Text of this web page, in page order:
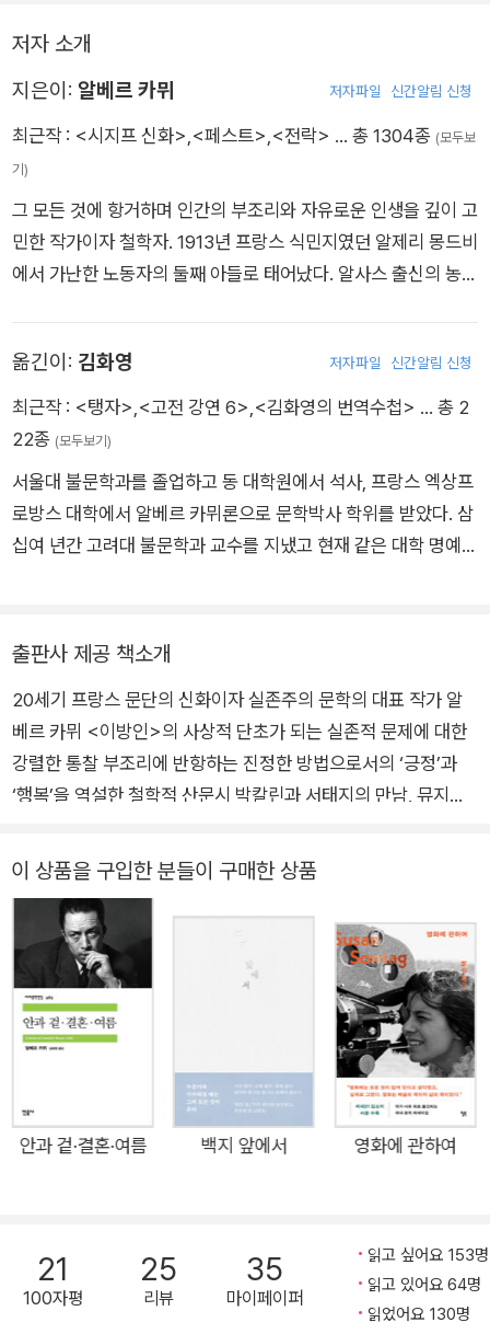
저자 소개
지은이: 알베르 카뮈 저자파일 신간알림 신청
최근작 : <시지프 신화>,<페스트>,<전락> … 총 1304종 (모두보
기)
그 모든 것에 항거하며 인간의 부조리와 자유로운 인생을 깊이 고
민한 작가이자 철학자. 1913년 프랑스 식민지였던 알제리 몽드비
에서 가난한 노동자의 둘째 아들로 태어났다. 알사스 출신의 농업
과 가난, 알제리의 빛나는 자연과 알제 서민가의 일상은 카뮈 작
품의 뿌리에 내밀하게 엉기어 있다. 구역의 공립 학교에서 L. 제
르맹이라는 훌륭한 스승을 만났다. “나는 자유를 빈곤 속에서 배
적 양분을 공급받는 데 영향을 미쳤을 것이라 여겨진다. 그의 도
움으로 장학금을 받고 1923년 프랑스 중등학교 리세에 입학했
고, 이후 알제리 대학에 입학했으나 1930년 폐결핵으로 자퇴를
나 큰 영향을 받고, 이후 평생 그와 교류를 이어갔다. 어렵게 대학
에 진학해 고학으로 다니던 알제대학교 철학과에 입학해 철학을
전공하는 동시에 정치 활동과 연극 활동에 집중했다. 1932년 장
그르니에가 주도한 조그만 월간 문예지 [쉬드Sud]를 통해 처음
으로 첫 에세이 《새로운 베를렌Un Nouveau Verlaine》을 발표
보적 신문에서 신문기자로 일했다. 한때 공산당에 가입했던 그는
비판적인 르포와 논설로 정치적인 추방을 당하기도 했고, 프랑스
사상계와 문학계를 대표했던 말로, 지드, 사르트르, 샤르 등과 교
류하며 본격적인 작품 활동에 몰입했다. 1937년 첫 산문집 《안과
겉》을 발표하고, 이듬해부터 [알제 레퓌블리켕]의 기자로 활동하
다가 1940년에 파리로 활동 무대를 옮겨 [파리수아르]의 기자가
된다. 독일에 점령당한 파리에서 검열을 피해 지방으로 옮긴 [파
리수아르]를 따라 이동하는 동안에도 집필 활동에 매진한다. 초
기의 작품 《표리(表裏)》(1937), 《결혼》(1938)은 아름다운 산문
스에 가담하여 프랑스 해방 운동에 참여한 카뮈는 철학 에세이
《시시포스 신화》(1943), 희곡 작품 「오해」(1944) 등 다양한 작
품 세계를 선보인다. 제2차 세계대전 중에는 저항운동에 참가하
옮긴이: 김화영 저자파일 신간알림 신청
최근작 : <탱자>,<고전 강연 6>,<김화영의 번역수첩> … 총 2
22종 (모두보기)
서울대 불문학과를 졸업하고 동 대학원에서 석사, 프랑스 엑상프
로방스 대학에서 알베르 카뮈론으로 문학박사 학위를 받았다. 삼
십여 년간 고려대 불문학과 교수를 지냈고 현재 같은 대학 명예교
와 플로베르》 《행복의 충격》 《한국 문학의 사생활》 《여름의 묘
《다다를 수 없는 나라》 《어린 왕자》 《섬》 《마담 보바리》 《방드르
디, 태평양의 끝》, 실비 제르맹의 《프라하 거리에서 울고 다니는
여자》 《밤의 책》, 그리고 모디아노의 《잃어버린 거리》 《신혼여
행》 《어두운 상점들의 거리》 《추억을 완성하기 위하여》 《청춘 시
출판사 제공 책소개
20세기 프랑스 문단의 신화이자 실존주의 문학의 대표 작가 알
베르 카뮈 <이방인>의 사상적 단초가 되는 실존적 문제에 대한
강렬한 통찰 부조리에 반항하는 진정한 방법으로서의 ‘긍정’과
‘행복’을 역설한 철학적 산문시 박칼린과 서태지의 만남, 뮤지컬
소식에 공연계뿐만 아니라 음악계, 출판계까지 들썩이고 있다. 프
를 유명 뮤지컬 감독 박칼린과 한국 음악계의 신화 서태지가 뮤지
컬로 선보이는 덕분이다. 알베르 카뮈는 프랑스 소설가이자 극작
가로 역대 최연소 나이에 노벨 문학상을 수상하며 사르트르와 함
께 실존주의 문학의 선구자로 불리는 작가다. 20세기 문학이 담
긴 기념비적인 작품 <페스트>는 1947년 출간되어 한 달 만에
초판 2만 부가 판매되었고, 그 해 '비평가 상' 수상 등 작품성을 인
정받으며 프랑스어 판만 500만 부 이상 판매된 세기의 스테디셀
러로서, 20세기 이후 발표된 의미 있는 문학작품 중 하나로 평가
<이방인>을 발표해 프랑스뿐만 아니라 세계에 ‘문학적 사건’을
일으킨 알베르 카뮈. 그 후 그는 적극적으로 사회 문제에 참여하
이 상품을 구입한 분들이 구매한 상품
안과 겉·결혼·여름 백지 앞에서 영화에 관하여
21
100자평
25
리뷰
35
마이페이퍼
읽고 싶어요 153명
읽고 있어요 64명
읽었어요 130명